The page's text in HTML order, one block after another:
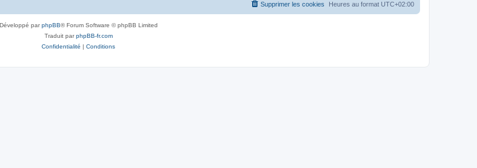
Heures au format UTC+02:00
Supprimer les cookies
Développé parphpBB® Forum Software © phpBB Limited
Traduit parphpBB-fr.com
Confidentialité | Conditions